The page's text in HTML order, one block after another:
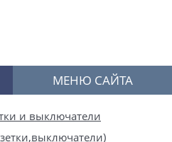
МЕНЮ САЙТА
и выключатели